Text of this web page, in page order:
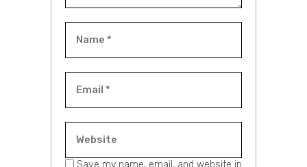
Save my name, email, and website in